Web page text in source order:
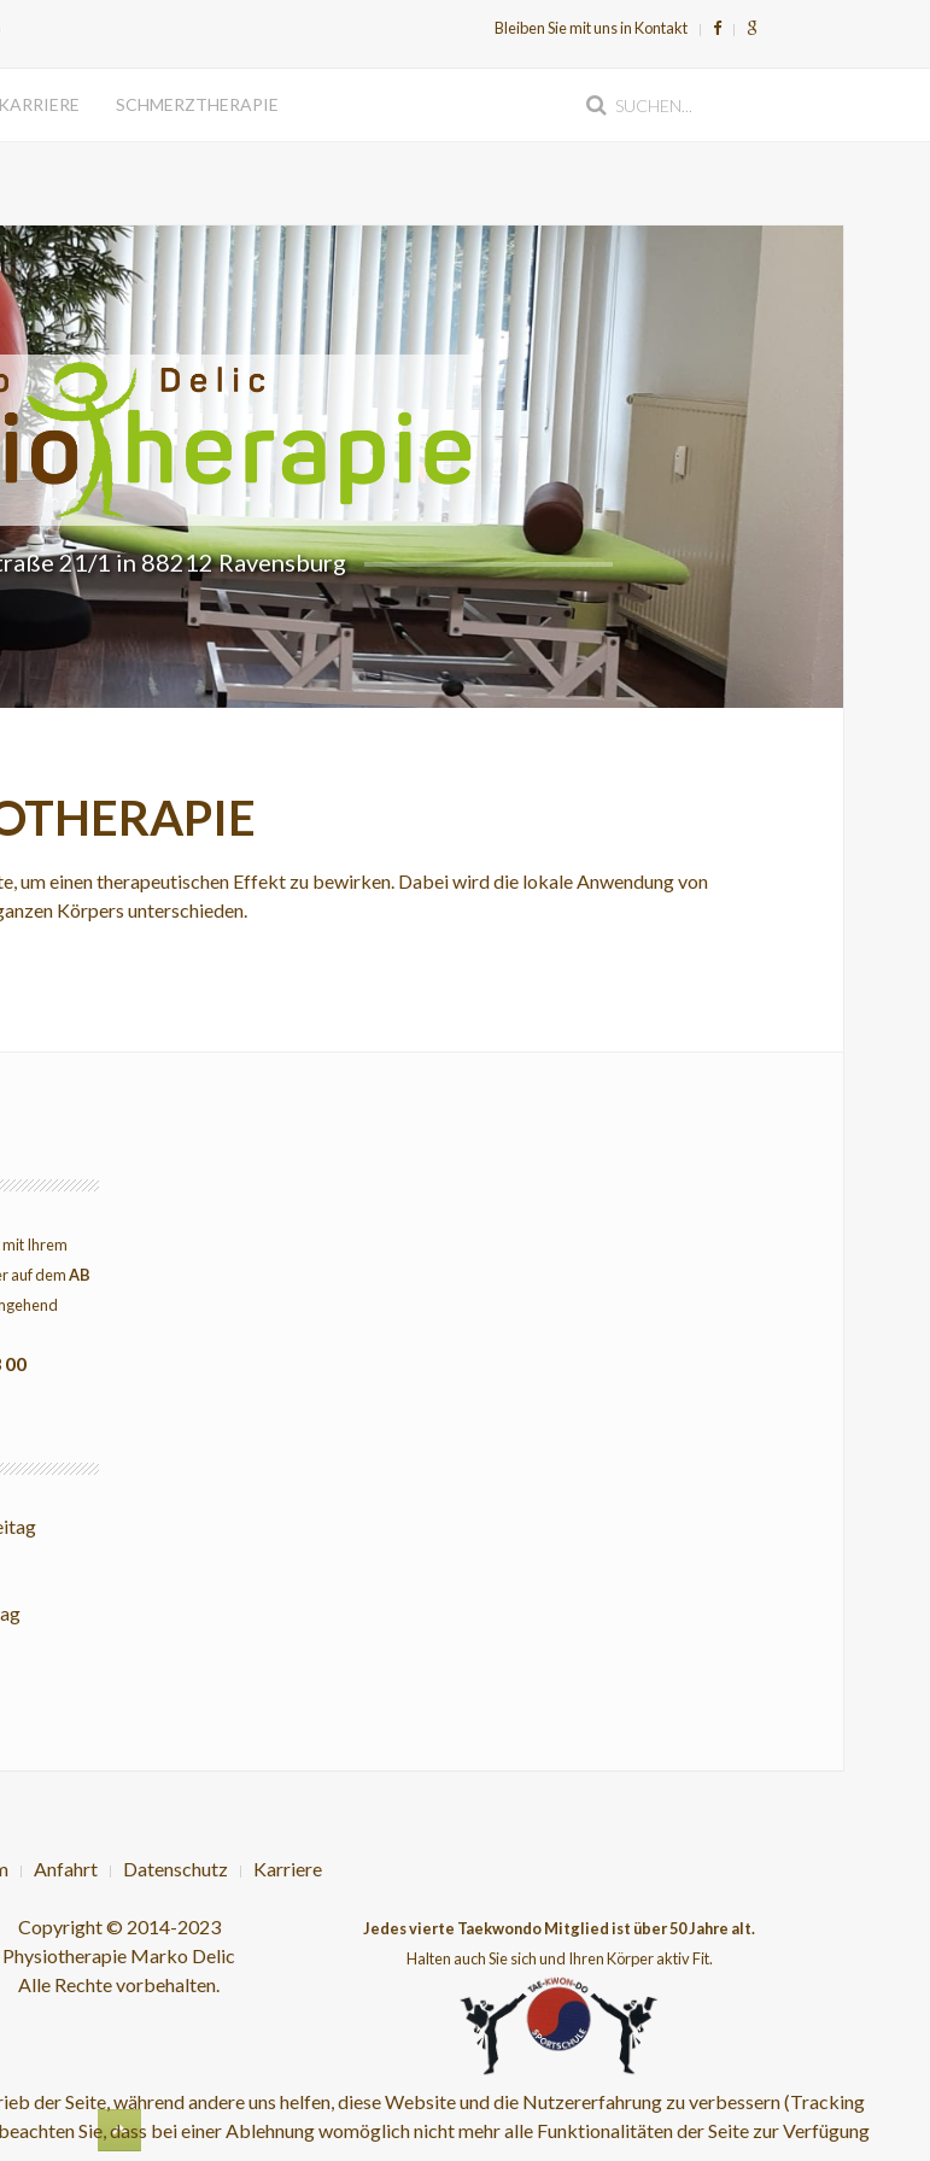
Bleiben Sie mit uns in Kontakt
KARRIERE SCHMERZTHERAPIE
21/1 in 88212 Ravensburg
um einen therapeutischen Effekt zu bewirken. Dabei wird die lokale Anwendung von
Körpers unterschieden.
mit Ihrem
auf demAB
00
Anfahrt Datenschutz Karriere
Copyright © 2014-2023
Physiotherapie Marko Delic
Alle Rechte vorbehalten.
Jedes vierte Taekwondo Mitglied ist über 50 Jahre alt.
Halten auch Sie sich und Ihren Körper aktiv Fit.
der Seite, während andere uns helfen, diese Website und die Nutzererfahrung zu verbessern (Tracking
Sie, dass bei einer Ablehnung womöglich nicht mehr alle Funktionalitäten der Seite zur Verfügung